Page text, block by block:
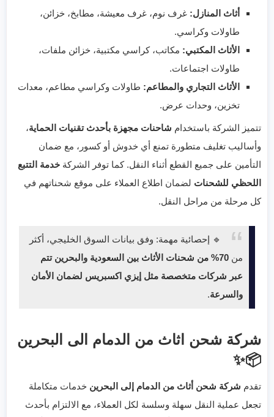
أثاث المنازل: غرف نوم، غرف معيشة، مطابخ، خزائن،
طاولات وكراسي.
الأثاث المكتبي: مكاتب، كراسي مكتبية، خزائن ملفات،
طاولات اجتماعات.
الأثاث التجاري والمطاعم: طاولات وكراسي مطاعم، معدات
تخزين، وحدات عرض.
تتميز الشركة باستخدام شاحنات مجهزة بأحدث تقنيات الحماية،
وأساليب تغليف متطورة تمنع أي خدوش أو كسور، مع ضمان
التأمين على جميع القطع أثناء النقل. كما توفر الشركة خدمة التتبع
اللحظي للشحنات لضمان اطلاع العملاء على موقع شحناتهم في
كل مرحلة من مراحل النقل.
🔹 إحصائية مهمة: وفق بيانات السوق الخليجي، أكثر
من
70% من شحنات الأثاث بين السعودية والبحرين تتم
عبر شركات متخصصة مثل إيزي اكسبريس لضمان الأمان
والسرعة.
شركة شحن اثاث من الدمام الى البحرين
📦✨
تقدم شركة شحن أثاث من الدمام إلى البحرين خدمات متكاملة
تجعل عملية النقل سهلة وسلسة لكل العملاء، مع الالتزام بأحدث